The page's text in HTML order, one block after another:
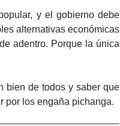
y el gobierno debe
alternativas económicas
adentro. Porque la única
bien de todos y saber que
por los engaña pichanga.